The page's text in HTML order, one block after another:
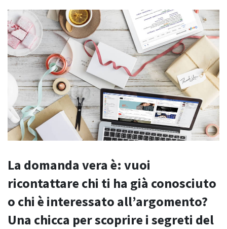
La domanda vera è: vuoi
ricontattare chi ti ha già conosciuto
o chi è interessato all’argomento?
Una chicca per scoprire i segreti del